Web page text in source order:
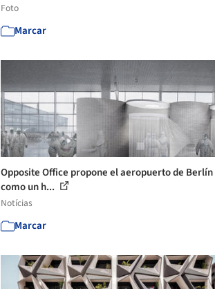
Foto
Marcar
Opposite Office propone el aeropuerto de Berlín
como un h...
Notícias
Marcar